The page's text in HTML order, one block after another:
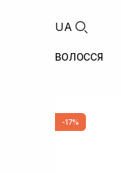
UA
ВОЛОССЯ
-17%